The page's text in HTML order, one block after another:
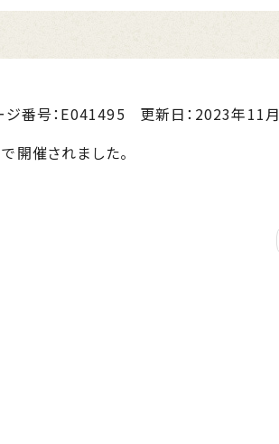
ジ番号：E041495 更新日： 2023年11
開催されました。